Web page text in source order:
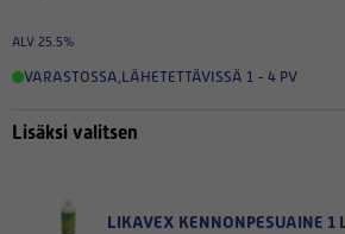
ALV 25.5%
VARASTOSSA LÄHETETTÄVISSÄ 1 - 4 PV
Lisäksi valitsen
LIKAVEX KENNONPESUAINE 1